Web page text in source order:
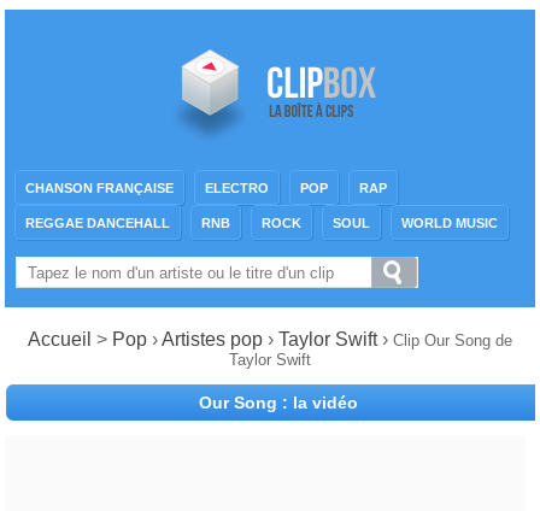
CHANSON FRANÇAISE ELECTRO POP RAP
REGGAE DANCEHALL RNB ROCK SOUL WORLD MUSIC
Accueil > Pop ›Artistes pop › Taylor Swift › Clip Our Song de
Taylor Swift
Our Song : la vidéo